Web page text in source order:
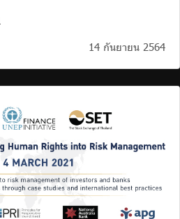
14 กันยายน 2564